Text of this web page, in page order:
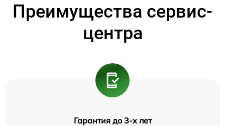
Преимущества сервис-
центра
Гарантия до 3-х лет